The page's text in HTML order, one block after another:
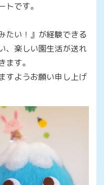
です。
たい！』が経験できる
、楽しい園生活が送れ
す。
すようお願い申し上げ